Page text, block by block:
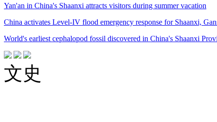
Yan'an in China's Shaanxi attracts visitors during summer vacation
China activates Level-IV flood emergency response for Shaanxi,
World's earliest cephalopod fossil discovered in China's Shaanxi
文史